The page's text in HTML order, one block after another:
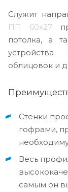
Служит
ПП 60x27
потолка, а
облицовок и
Стенки
гофрами,
Весь
самым он